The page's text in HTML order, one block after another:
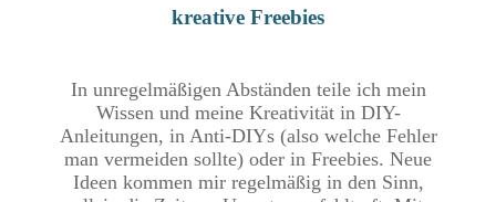
kreative Freebies
In unregelmäßigen Abständen teile ich mein
Wissen und meine Kreativität in DIY-
Anleitungen, in Anti-DIYs (also welche Fehler
man vermeiden sollte) oder in Freebies. Neue
Ideen kommen mir regelmäßig in den Sinn,